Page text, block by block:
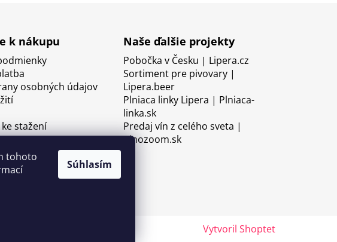
tohoto
Súhlasím
k nákupu
osobných údajov
stažení
Naše ďalšie projekty
Pobočka v Česku | Lipera.cz
Sortiment pre pivovary |
Lipera.beer
Plniaca linky Lipera | Plniaca-
linka.sk
Predaj vín z celého sveta |
Vinozoom.sk
Vytvoril Shoptet